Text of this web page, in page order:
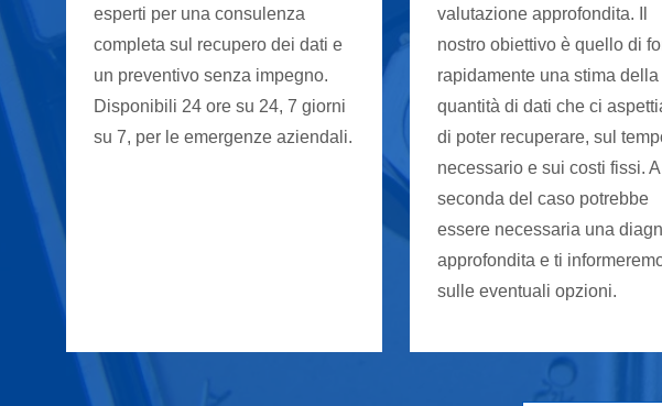
esperti per una consulenza
completa sul recupero dei dati e
un preventivo senza impegno.
Disponibili 24 ore su 24, 7 giorni
su 7, per le emergenze aziendali.
valutazione approfondita. Il
nostro obiettivo è quello di
rapidamente una stima della
quantità di dati che ci
di poter recuperare, sul
necessario e sui costi fissi. A
seconda del caso potrebbe
essere necessaria una
approfondita e ti
sulle eventuali opzioni.